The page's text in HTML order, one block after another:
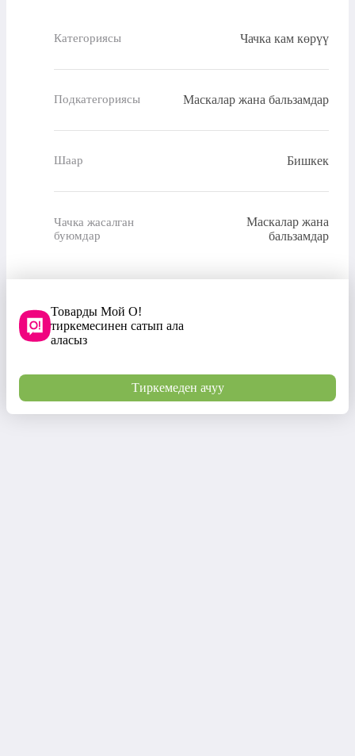
Категориясы Чачка кам көрүү
Подкатегориясы Маскалар жана бальзамдар
Шаар Бишкек
Чачка жасалган
буюмдар
Маскалар жана
бальзамдар
Товарды Мой О!
тиркемесинен сатып ала
аласыз
Тиркемеден ачуу